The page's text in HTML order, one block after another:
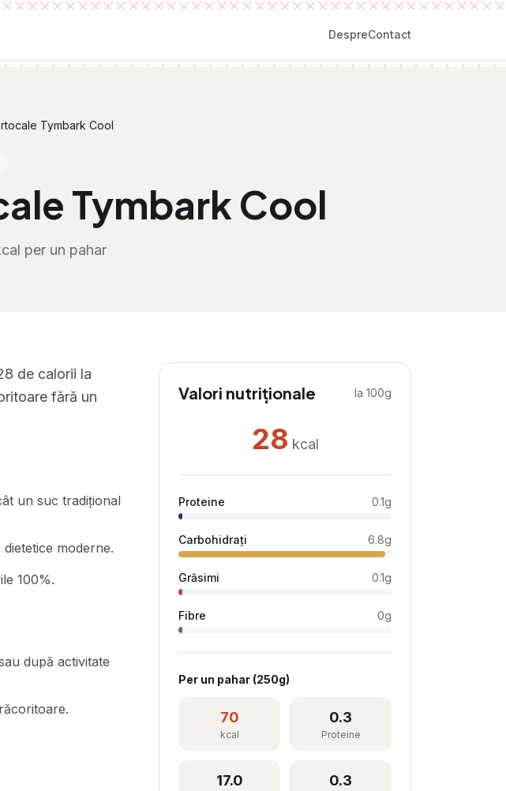
DespreContact
Tymbark Cool
Tymbark Cool
per un pahar
de calorii la
fără un
un suc tradițional
moderne.
100%.
după activitate
Valori nutriționale la 100g
28 kcal
Proteine 0.1g
Carbohidrați 6.8g
Grăsimi 0.1g
Fibre 0g
Per un pahar (250g)
70
kcal
0.3
Proteine
17.0 0.3